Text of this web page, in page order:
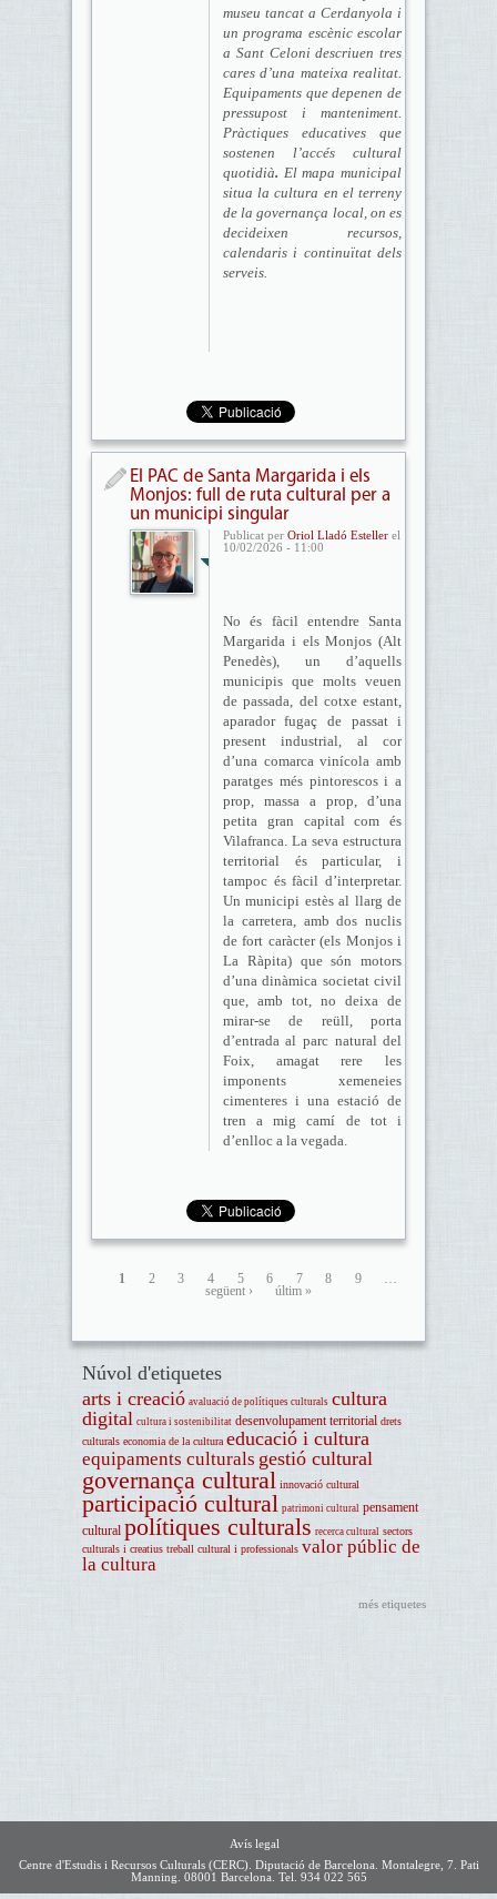
museu tancat a Cerdanyola i
un programa escènic escolar
a Sant Celoni descriuen tres
cares d’una mateixa realitat.
Equipaments que depenen de
pressupost i manteniment.
Pràctiques educatives que
sostenen l’accés cultural
quotidià. El mapa municipal
situa la cultura en el terreny
de la governança local, on es
decideixen recursos,
calendaris i continuïtat dels
serveis.
El PAC de Santa Margarida i els
Monjos: full de ruta cultural per a
un municipi singular
Publicat per Oriol Lladó Estellerel
10/02/2026 - 11:00
No és fàcil entendre Santa
Margarida i els Monjos (Alt
Penedès), un d’aquells
municipis que molts veuen
de passada, del cotxe estant,
aparador fugaç de passat i
present industrial, al cor
d’una comarca vinícola amb
paratges més pintorescos i a
prop, massa a prop, d’una
petita gran capital com és
Vilafranca. La seva estructura
territorial és particular, i
tampoc és fàcil d’interpretar.
Un municipi estès al llarg de
la carretera, amb dos nuclis
de fort caràcter (els Monjos i
La Ràpita) que són motors
d’una dinàmica societat civil
que, amb tot, no deixa de
mirar-se de reüll, porta
d’entrada al parc natural del
Foix, amagat rere les
imponents xemeneies
cimenteres i una estació de
tren a mig camí de tot i
d’enlloc a la vegada.
1 2 3 4 5 6 7 8 9
…
següent ›
últim »
Núvol d'etiquetes
arts i creació avaluació de polítiques culturals cultura
digital cultura i sostenibilitat desenvolupament territorial drets
culturals economia de la cultura educació i cultura
equipaments culturals gestió cultural
governança cultural innovació cultural
participació cultural patrimoni cultural pensament
cultural polítiques culturals recerca cultural sectors
culturals i creatius treball cultural i professionals valor públic de
la cultura
més etiquetes
Avís legal
Centre d'Estudis i Recursos Culturals (CERC). Diputació de Barcelona. Montalegre, 7. Pati
Manning. 08001 Barcelona. Tel. 934 022 565